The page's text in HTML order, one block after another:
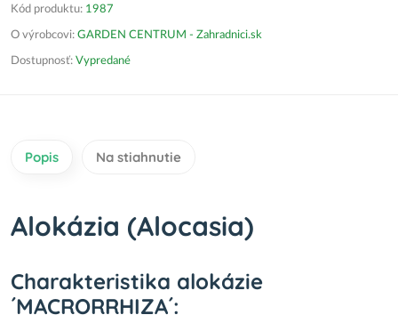
Kód produktu: 1987
O výrobcovi: GARDEN CENTRUM - Zahradnici.sk
Dostupnosť: Vypredané
Popis Na stiahnutie
Alokázia (Alocasia)
Charakteristika alokázie
´MACRORRHIZA´: